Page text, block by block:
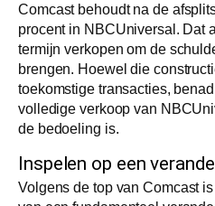
Comcast behoudt na de
procent in NBCUniversal. Dat
termijn verkopen om de
brengen. Hoewel die
toekomstige transacties,
volledige verkoop van
de bedoeling is.
Inspelen op een
Volgens de top van Comcast